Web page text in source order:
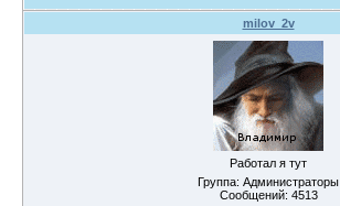
milov_2v
Работал я тут
Группа: Администраторы
Сообщений: 4513